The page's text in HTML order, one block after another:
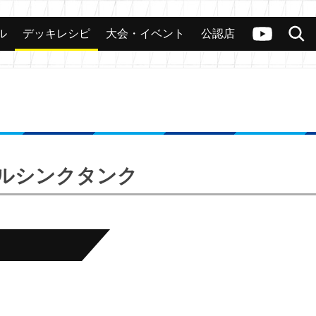
ヴァンガードch
検索
カード 大会 公認店舗 その他
デッキレシピ 大会・イベント 公認店
シンクタンク